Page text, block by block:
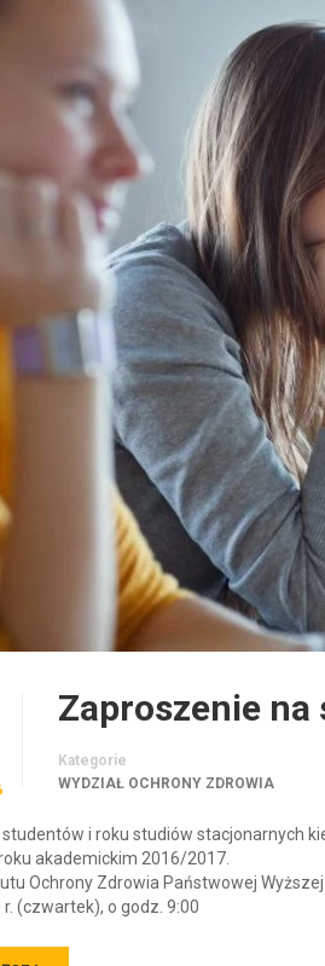
Zaproszenie
Kategorie
WYDZIAŁ OCHRONY ZDROWIA
i roku studiów stacjonarnych
akademickim 2016/2017.
Ochrony Zdrowia Państwowej
(czwartek), o godz. 9:00